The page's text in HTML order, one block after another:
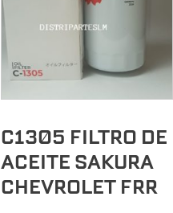
C1305 FILTRO DE
ACEITE SAKURA
CHEVROLET FRR